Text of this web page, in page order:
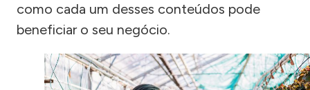
como cada um desses conteúdos pode
beneficiar o seu negócio.